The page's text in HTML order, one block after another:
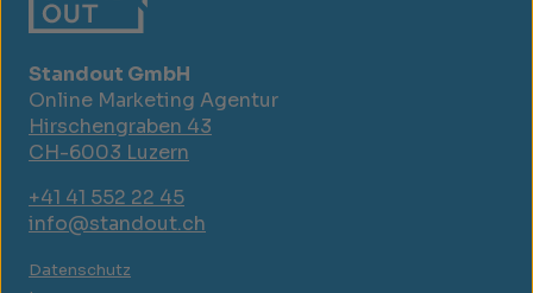
Standout GmbH
Online Marketing Agentur
Hirschengraben 43
CH-6003 Luzern
+41 41 552 22 45
info@standout.ch
Datenschutz